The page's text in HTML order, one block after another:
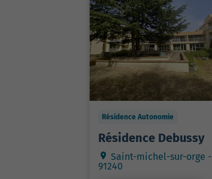
Résidence Autonomie
Résidence Debussy
Saint-michel-sur-orge -
91240